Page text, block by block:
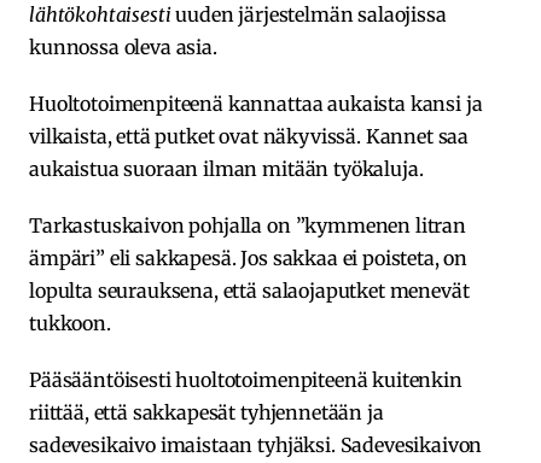
lähtökohtaisestiuuden järjestelmän salaojissa
kunnossa oleva asia.
Huoltotoimenpiteenä kannattaa aukaista kansi ja
vilkaista, että putket ovat näkyvissä. Kannet saa
aukaistua suoraan ilman mitään työkaluja.
Tarkastuskaivon pohjalla on ”kymmenen litran
ämpäri” eli sakkapesä. Jos sakkaa ei poisteta, on
lopulta seurauksena, että salaojaputket menevät
tukkoon.
Pääsääntöisesti huoltotoimenpiteenä kuitenkin
riittää, että sakkapesät tyhjennetään ja
sadevesikaivo imaistaan tyhjäksi. Sadevesikaivon